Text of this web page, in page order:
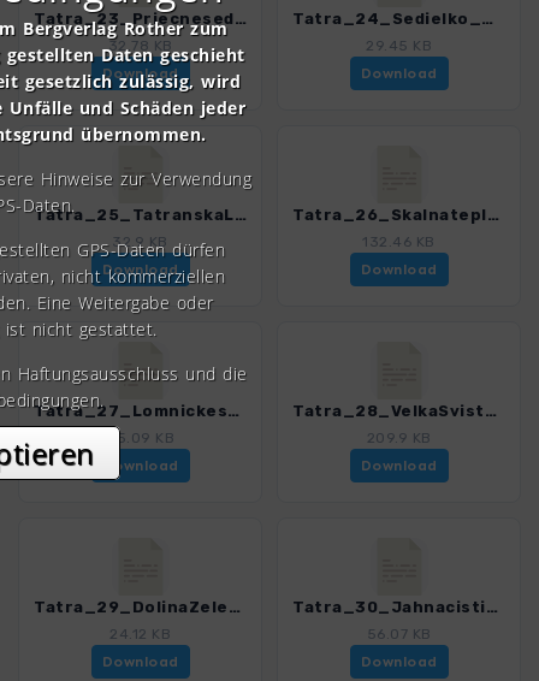
Tatra_23_Priecnesedlo_4503_7.gpx
32.78 KB
Download
Tatra_24_Sedielko_4503_7.gpx
29.45 KB
Download
Tatra_25_TatranskaLomnica_4503_7.gpx
32.9 KB
Download
Tatra_26_Skalnatepleso_4503_7.gpx
132.46 KB
Download
Tatra_27_LomnickesedloVLveza_4503_7.gpx
45.09 KB
Download
Tatra_28_VelkaSvistovka_4503_7.gpx
209.9 KB
Download
Tatra_29_DolinaZelenehoplesa_4503_7.gpx
24.12 KB
Download
Tatra_30_Jahnacistit_4503_7.gpx
56.07 KB
Download
Bergverlag Rother zum
Daten geschieht
gesetzlich zulässig, wird
und Schäden jeder
übernommen.
Hinweise zur Verwendung
Daten.
GPS-Daten dürfen
nicht kommerziellen
Eine Weitergabe oder
ist nicht gestattet.
Haftungsausschluss und die